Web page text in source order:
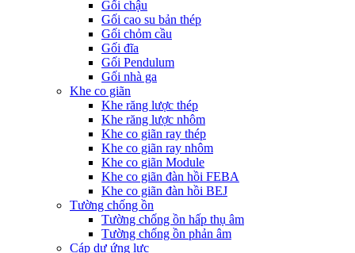
Gối chậu
Gối cao su bản thép
Gối chỏm cầu
Gối đĩa
Gối Pendulum
Gối nhà ga
Khe co giãn
Khe răng lược thép
Khe răng lược nhôm
Khe co giãn ray thép
Khe co giãn ray nhôm
Khe co giãn Module
Khe co giãn đàn hồi FEBA
Khe co giãn đàn hồi BEJ
Tường chống ồn
Tường chống ồn hấp thụ âm
Tường chống ồn phản âm
Cáp dự ứng lực